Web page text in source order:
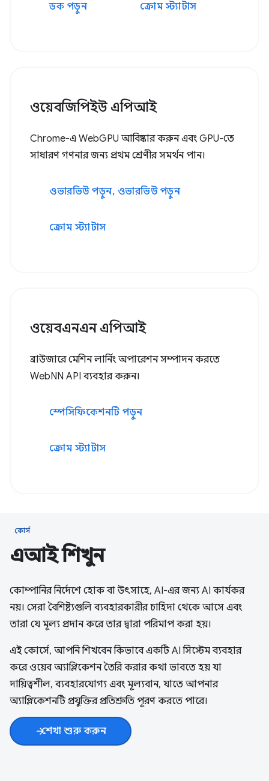
ডক পড়ুন ক্রোম স্ট্যাটাস
ওয়েবজিপিইউ এপিআই
Chrome-এ WebGPU আবিষ্কার করুন এবং GPU-তে
সাধারণ গণনার জন্য প্রথম শ্রেণীর সমর্থন পান।
ওভারভিউ পড়ুন, ওভারভিউ পড়ুন
ক্রোম স্ট্যাটাস
ওয়েবএনএন এপিআই
ব্রাউজারে মেশিন লার্নিং অপারেশন সম্পাদন করতে
WebNN API ব্যবহার করুন।
স্পেসিফিকেশনটি পড়ুন
ক্রোম স্ট্যাটাস
কোর্স
এআই শিখুন
কোম্পানির নির্দেশে হোক বা উৎসাহে, AI-এর জন্য AI কার্যকর
নয়। সেরা বৈশিষ্ট্যগুলি ব্যবহারকারীর চাহিদা থেকে আসে এবং
তারা যে মূল্য প্রদান করে তার দ্বারা পরিমাপ করা হয়।
এই কোর্সে, আপনি শিখবেন কিভাবে একটি AI সিস্টেম ব্যবহার
করে ওয়েব অ্যাপ্লিকেশন তৈরি করার কথা ভাবতে হয় যা
দায়িত্বশীল, ব্যবহারযোগ্য এবং মূল্যবান, যাতে আপনার
অ্যাপ্লিকেশনটি প্রযুক্তির প্রতিশ্রুতি পূরণ করতে পারে।
arrow_forward
শেখা শুরু করুন